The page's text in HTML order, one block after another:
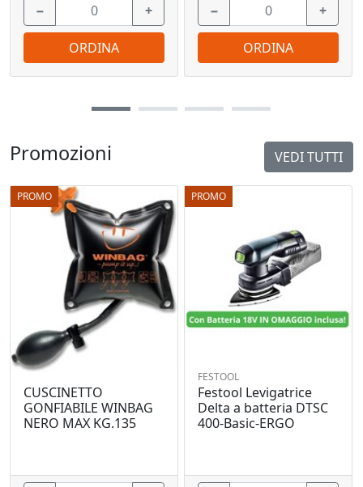
Promozioni VEDI TUTTI
PROMO
CUSCINETTO
GONFIABILE WINBAG
NERO MAX KG.135
PROMO
FESTOOL
Festool Levigatrice
Delta a batteria DTSC
400-Basic-ERGO
− +
ORDINA
− +
ORDINA